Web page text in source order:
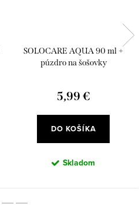
SOLOCARE AQUA 90 ml +
púzdro na šošovky
5,99 €
DO KOŠÍKA
Skladom